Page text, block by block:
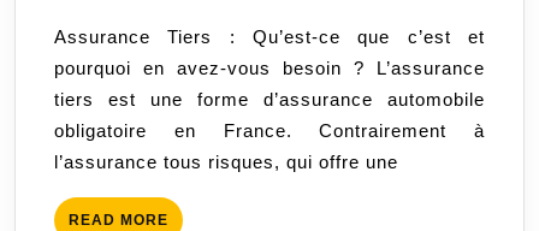
tiers
dans
la
protection
des
Assurance Tiers : Qu’est-ce que c’est et
pourquoi en avez-vous besoin ? L’assurance
tiers est une forme d’assurance automobile
obligatoire en France. Contrairement à
l’assurance tous risques, qui offre une
READ MORE READ